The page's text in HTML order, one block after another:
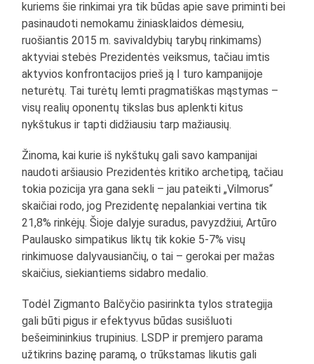
kuriems šie rinkimai yra tik būdas apie save priminti bei
pasinaudoti nemokamu žiniasklaidos dėmesiu,
ruošiantis 2015 m. savivaldybių tarybų rinkimams)
aktyviai stebės Prezidentės veiksmus, tačiau imtis
aktyvios konfrontacijos prieš ją I turo kampanijoje
neturėtų. Tai turėtų lemti pragmatiškas mąstymas –
visų realių oponentų tikslas bus aplenkti kitus
nykštukus ir tapti didžiausiu tarp mažiausių.
Žinoma, kai kurie iš nykštukų gali savo kampanijai
naudoti aršiausio Prezidentės kritiko archetipą, tačiau
tokia pozicija yra gana sekli – jau pateikti „Vilmorus“
skaičiai rodo, jog Prezidentę nepalankiai vertina tik
21,8% rinkėjų. Šioje dalyje suradus, pavyzdžiui, Artūro
Paulausko simpatikus liktų tik kokie 5-7% visų
rinkimuose dalyvausiančių, o tai – gerokai per mažas
skaičius, siekiantiems sidabro medalio.
Todėl Zigmanto Balčyčio pasirinkta tylos strategija
gali būti pigus ir efektyvus būdas susišluoti
bešeimininkius trupinius. LSDP ir premjero parama
užtikrins bazinę paramą, o trūkstamas likutis gali